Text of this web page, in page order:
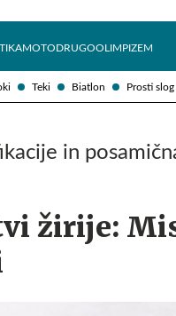
Teki Biatlon Prosti slog
MOTODRUGOOLIMPIZEM
in
žirije: